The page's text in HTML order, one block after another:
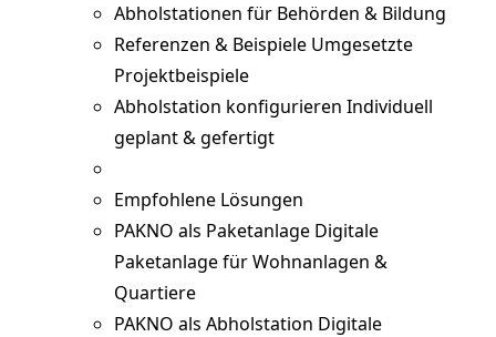
Abholstationen für Behörden & Bildung
Referenzen & Beispiele Umgesetzte
Projektbeispiele
Abholstation konfigurieren Individuell
geplant & gefertigt
Empfohlene Lösungen
PAKNO als Paketanlage Digitale
Paketanlage für Wohnanlagen &
Quartiere
PAKNO als Abholstation Digitale